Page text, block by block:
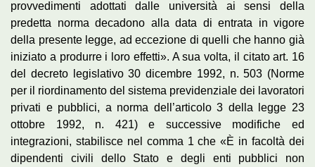
provvedimenti adottati dalle università ai sensi della
predetta norma decadono alla data di entrata in vigore
della presente legge, ad eccezione di quelli che hanno già
iniziato a produrre i loro effetti». A sua volta, il citato art. 16
del decreto legislativo 30 dicembre 1992, n. 503 (Norme
per il riordinamento del sistema previdenziale dei lavoratori
privati e pubblici, a norma dell’articolo 3 della legge 23
ottobre 1992, n. 421) e successive modifiche ed
integrazioni, stabilisce nel comma 1 che «È in facoltà dei
dipendenti civili dello Stato e degli enti pubblici non